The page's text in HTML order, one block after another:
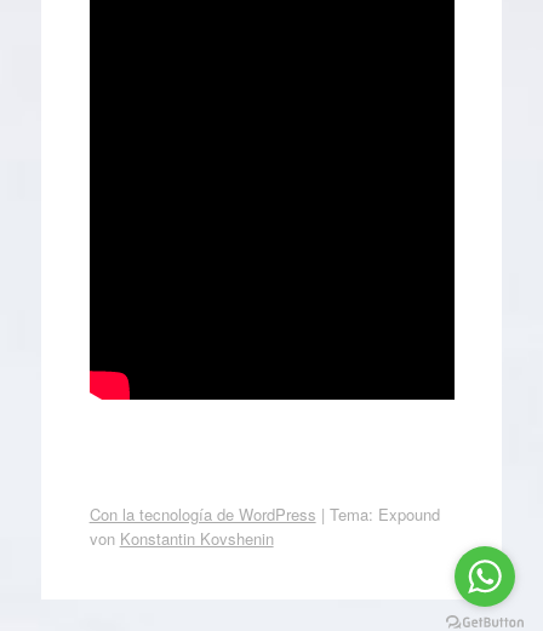
Con la tecnología de WordPress | Tema: Expound
von Konstantin Kovshenin